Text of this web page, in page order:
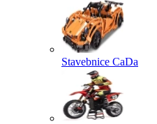
Stavebnice CaDa